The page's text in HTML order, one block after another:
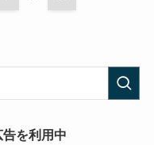
を利用中